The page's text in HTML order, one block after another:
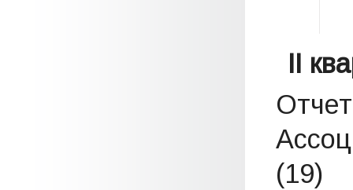
II
(19)